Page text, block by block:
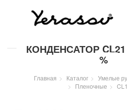
КОНДЕНСАТОР
%
Главная Каталог Умелые
Пленочные